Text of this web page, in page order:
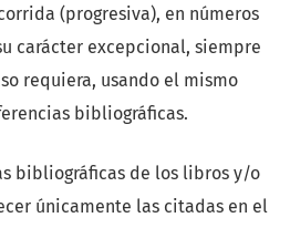
(progresiva), en números
carácter excepcional, siempre
requiera, usando el mismo
bibliográficas.
bibliográficas de los libros y/o
únicamente las citadas en el